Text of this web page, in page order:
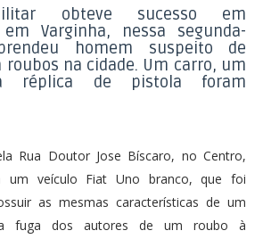
p
p
r
m
obteve sucesso em
Varginha, nessa segunda-
homem suspeito de
na cidade. Um carro, um
réplica de pistola foram
Rua Doutor Jose Bíscaro, no Centro,
um veículo Fiat Uno branco, que foi
as mesmas características de um
fuga dos autores de um roubo à